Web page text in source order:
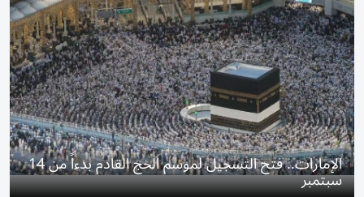
الإمارات.. فتح التسجيل لموسم الحج القادم بدءاً من 14
سبتمبر